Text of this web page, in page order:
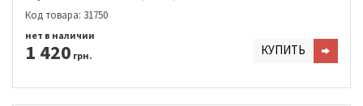
Код товара: 31750
1 420 грн.
нет в наличии
КУПИТЬ